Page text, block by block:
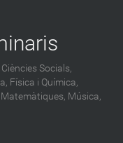
Ciències Socials,
Física i Química,
Matemàtiques, Música,